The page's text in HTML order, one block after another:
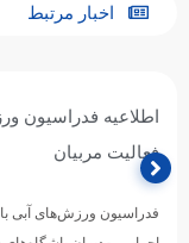
اخبار مرتبط
اطلاعیه فدراسیون
فعالیت مربیان
فدراسیون ورزش‌های آبی با